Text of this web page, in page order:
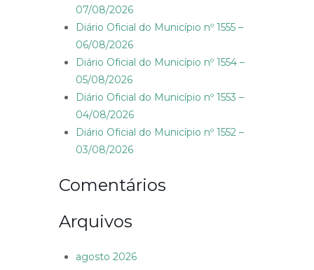
07/08/2026
Diário Oficial do Município nº 1555 –
06/08/2026
Diário Oficial do Município nº 1554 –
05/08/2026
Diário Oficial do Município nº 1553 –
04/08/2026
Diário Oficial do Município nº 1552 –
03/08/2026
Comentários
Arquivos
agosto 2026